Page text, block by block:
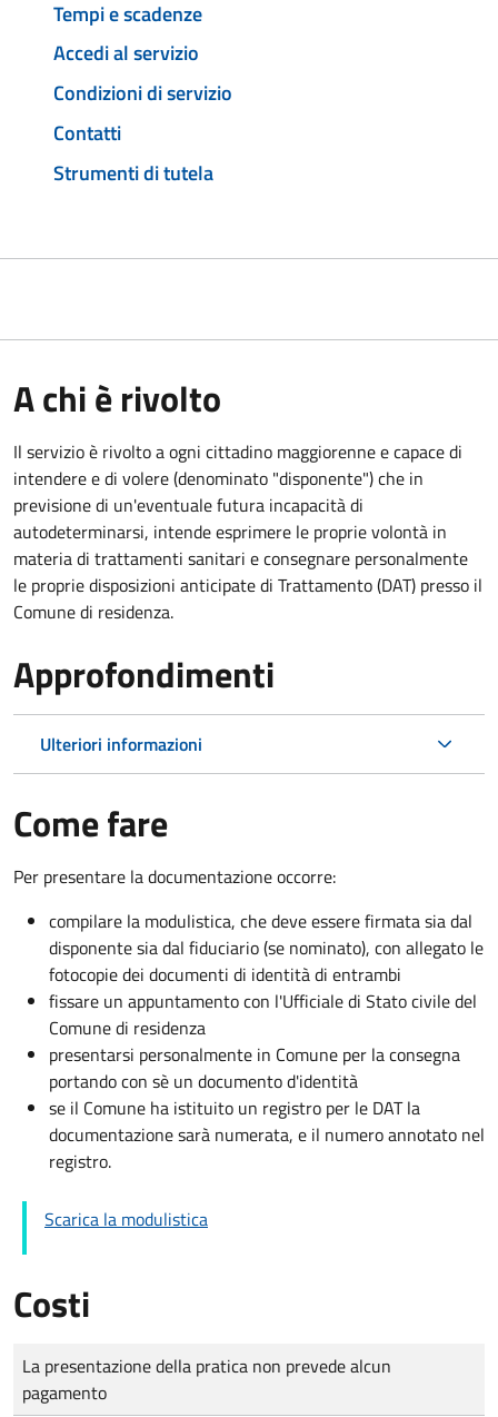
Tempi e scadenze
Accedi al servizio
Condizioni di servizio
Contatti
Strumenti di tutela
A chi è rivolto
Il servizio è rivolto a ogni cittadino maggiorenne e capace di
intendere e di volere (denominato "disponente") che in
previsione di un'eventuale futura incapacità di
autodeterminarsi, intende esprimere le proprie volontà in
materia di trattamenti sanitari e consegnare personalmente
le proprie disposizioni anticipate di Trattamento (DAT) presso il
Comune di residenza.
Approfondimenti
Ulteriori informazioni
Come fare
Per presentare la documentazione occorre:
compilare la modulistica, che deve essere firmata sia dal
disponente sia dal fiduciario (se nominato), con allegato le
fotocopie dei documenti di identità di entrambi
fissare un appuntamento con l'Ufficiale di Stato civile del
Comune di residenza
presentarsi personalmente in Comune per la consegna
portando con sè un documento d'identità
se il Comune ha istituito un registro per le DAT la
documentazione sarà numerata, e il numero annotato nel
registro.
Scarica la modulistica
Costi
Tipo di pagamento
Importo
La presentazione della pratica non prevede alcun
pagamento